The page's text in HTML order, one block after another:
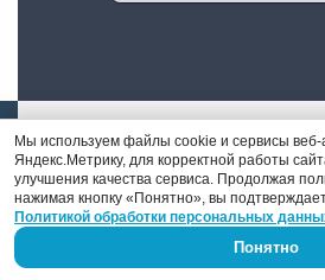
Денис Поршнев
Мы используем файлы cookie и сервисы веб-
Яндекс.Метрику, для корректной работы
улучшения качества сервиса. Продолжая
нажимая кнопку «Понятно», вы
Политикой обработки персональных
Понятно